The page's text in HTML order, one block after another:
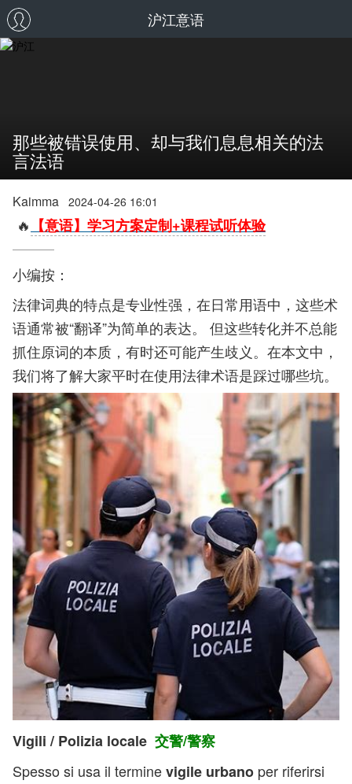
沪江意语
那些被错误使用、却与我们息息相关的法
言法语
Kaimma 2024-04-26 16:01
🔥 【意语】学习方案定制+课程试听体验
小编按：
法律词典的特点是专业性强，在日常用语中，这些术
语通常被“翻译”为简单的表达。 但这些转化并不总能
抓住原词的本质，有时还可能产生歧义。在本文中，
我们将了解大家平时在使用法律术语是踩过哪些坑。
Vigili / Polizia locale 交警/警察
Spesso si usa il terminevigile urbano per riferirsi